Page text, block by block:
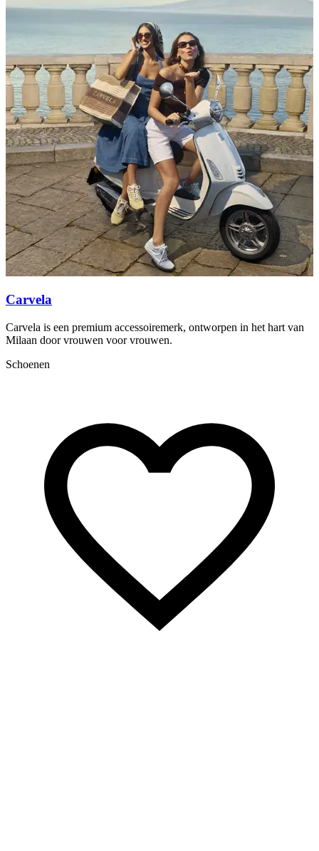
Carvela
Carvela is een premium accessoiremerk, ontworpen in het hart van
Milaan door vrouwen voor vrouwen.
Schoenen